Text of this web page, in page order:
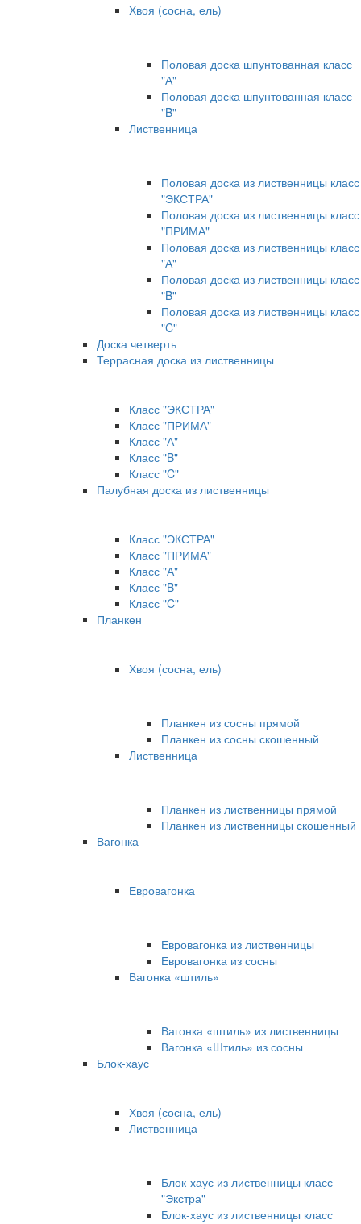
Хвоя (сосна, ель)
Половая доска шпунтованная класс
"А"
Половая доска шпунтованная класс
"B"
Лиственница
Половая доска из лиственницы класс
"ЭКСТРА"
Половая доска из лиственницы класс
"ПРИМА"
Половая доска из лиственницы класс
"А"
Половая доска из лиственницы класс
"B"
Половая доска из лиственницы класс
"C"
Доска четверть
Террасная доска из лиственницы
Класс "ЭКСТРА"
Класс "ПРИМА"
Класс "А"
Класс "B"
Класс "C"
Палубная доска из лиственницы
Класс "ЭКСТРА"
Класс "ПРИМА"
Класс "А"
Класс "B"
Класс "C"
Планкен
Хвоя (сосна, ель)
Планкен из сосны прямой
Планкен из сосны скошенный
Лиственница
Планкен из лиственницы прямой
Планкен из лиственницы скошенный
Вагонка
Евровагонка
Евровагонка из лиственницы
Евровагонка из сосны
Вагонка «штиль»
Вагонка «штиль» из лиственницы
Вагонка «Штиль» из сосны
Блок-хаус
Хвоя (сосна, ель)
Лиственница
Блок-хаус из лиственницы класс
"Экстра"
Блок-хаус из лиственницы класс